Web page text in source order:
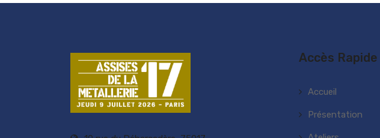
Accès Rapide
Accueil
Présentation